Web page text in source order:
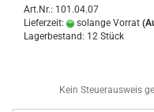
Art.Nr.: 101.04.07
Lieferzeit:
solange Vorrat
Lagerbestand: 12 Stück
Kein Steuerausweis